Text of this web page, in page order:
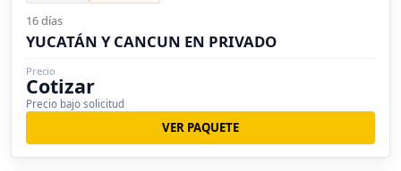
16 días
YUCATÁN Y CANCUN EN PRIVADO
Precio
Cotizar
Precio bajo solicitud
VER PAQUETE